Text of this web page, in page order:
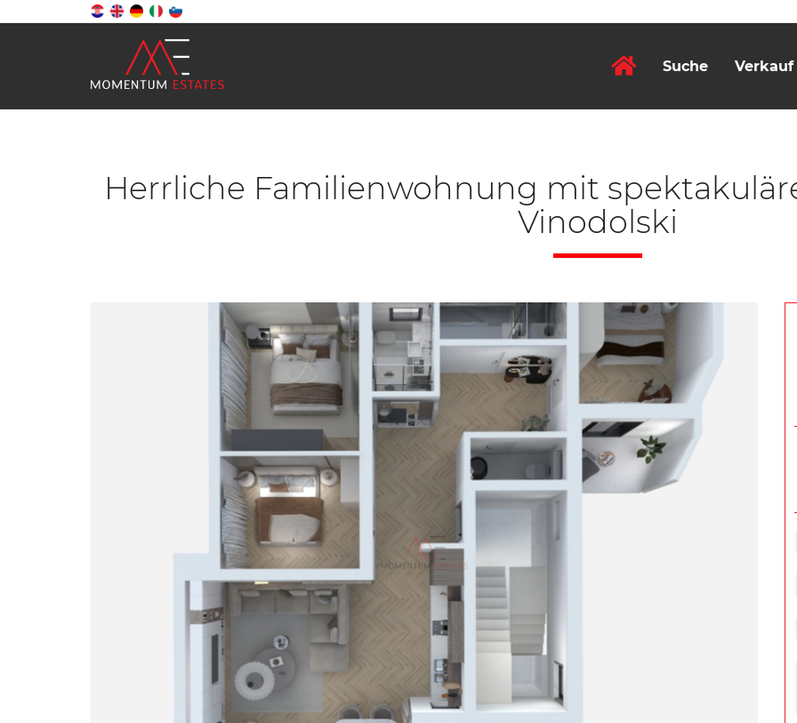
Suche Verkauf
Herrliche Familienwohnung mit
Vinodolski